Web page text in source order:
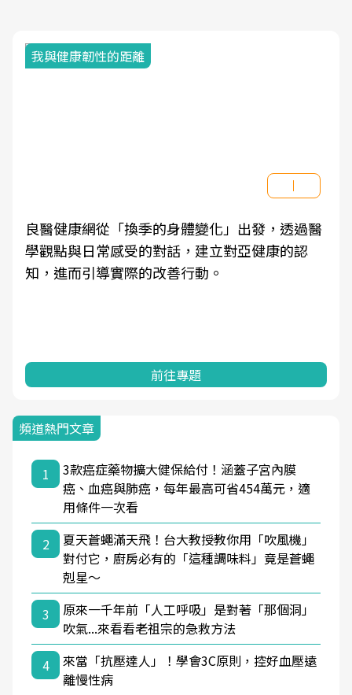
我與健康韌性的距離
良醫健康網從「換季的身體變化」出發，透過醫
學觀點與日常感受的對話，建立對亞健康的認
知，進而引導實際的改善行動。
前往專題
頻道熱門文章
1
3款癌症藥物擴大健保給付！涵蓋子宮內膜
癌、血癌與肺癌，每年最高可省454萬元，適
用條件一次看
2
夏天蒼蠅滿天飛！台大教授教你用「吹風機」
對付它，廚房必有的「這種調味料」竟是蒼蠅
剋星～
3
原來一千年前「人工呼吸」是對著「那個洞」
吹氣...來看看老祖宗的急救方法
4
來當「抗壓達人」！學會3C原則，控好血壓遠
離慢性病